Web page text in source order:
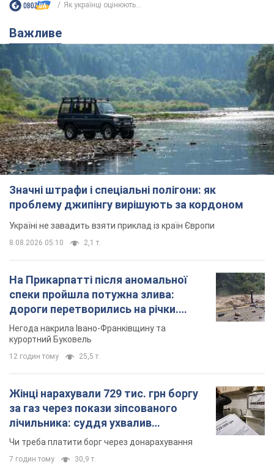
Як українці оцінюють...
Важливе
Значні штрафи і спеціальні полігони: як
проблему джипінгу вирішують за кордоном
Україні не завадить взяти приклад із країн Європи
8.08.2026 05:10 2,1 т.
На Прикарпатті після аномальної
спеки пройшла потужна злива:
дороги перетворились на річки.
Відео
Негода накрила Івано-Франківщину та
курортний Буковель
12 годин тому 25,5 т.
Жінці нарахували 729 тис. грн боргу
за газ через покази зіпсованого
лічильника: суддя ухвалив
неочікуване рішення
Чи треба платити борг через донарахування
7 годин тому 30,9 т.